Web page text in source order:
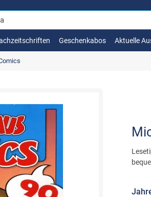
Geschenkabos Aktuelle